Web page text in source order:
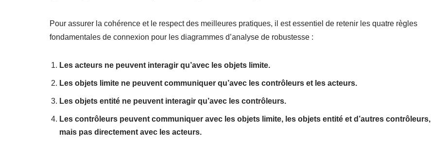
Pour assurer la cohérence et le respect des meilleures pratiques, il est essentiel de retenir les quatre règles
fondamentales de connexion pour les diagrammes d’analyse de robustesse :
Les acteurs ne peuvent interagir qu’avec les objets limite.
Les objets limite ne peuvent communiquer qu’avec les contrôleurs et les acteurs.
Les objets entité ne peuvent interagir qu’avec les contrôleurs.
Les contrôleurs peuvent communiquer avec les objets limite, les objets entité et d’autres contrôleurs,
mais pas directement avec les acteurs.